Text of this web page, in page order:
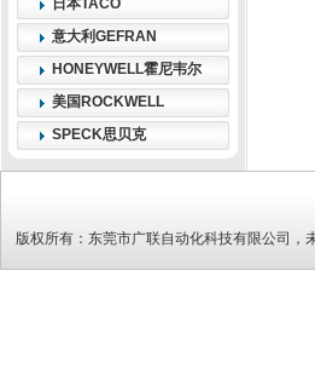
日本TACO
意大利GEFRAN
HONEYWELL霍尼韦尔
美国ROCKWELL
SPECK思贝克
版权所有： 东莞市广联自动化科技有限公司 ，